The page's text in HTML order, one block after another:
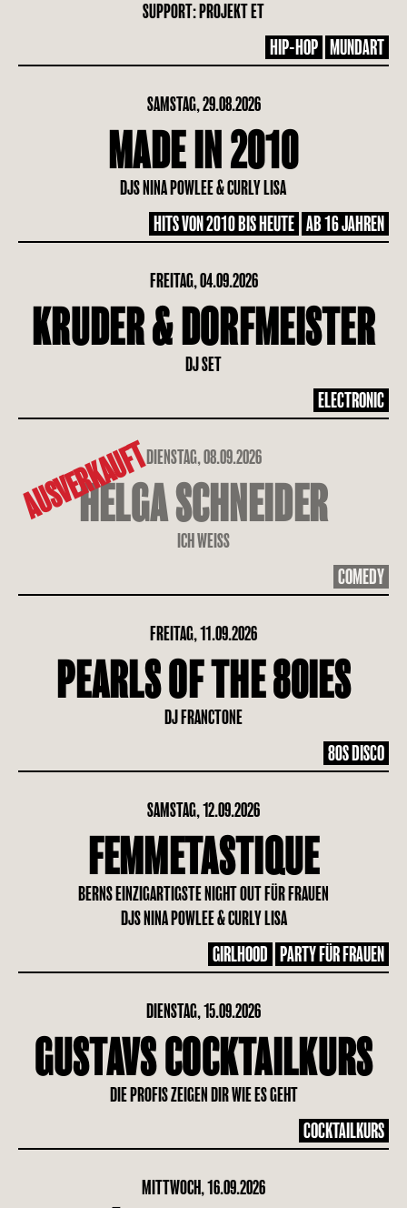
SUPPORT: PROJEKT ET
HIP-HOP MUNDART
SAMSTAG, 29.08.2026
MADE IN 2010
DJS NINA POWLEE & CURLY LISA
HITS VON 2010 BIS HEUTE AB 16 JAHREN
FREITAG, 04.09.2026
KRUDER & DORFMEISTER
DJ SET
ELECTRONIC
DIENSTAG, 08.09.2026
AUSVERKAUFT
HELGA SCHNEIDER
ICH WEISS
COMEDY
FREITAG, 11.09.2026
PEARLS OF THE 80IES
DJ FRANCTONE
80S DISCO
SAMSTAG, 12.09.2026
FEMMETASTIQUE
BERNS EINZIGARTIGSTE NIGHT OUT FÜR FRAUEN
DJS NINA POWLEE & CURLY LISA
GIRLHOOD PARTY FÜR FRAUEN
DIENSTAG, 15.09.2026
GUSTAVS COCKTAILKURS
DIE PROFIS ZEIGEN DIR WIE ES GEHT
COCKTAILKURS
MITTWOCH, 16.09.2026